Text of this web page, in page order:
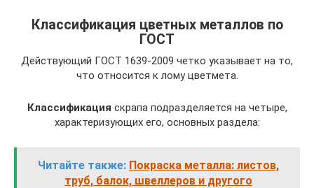
Классификация цветных металлов по
ГОСТ
Действующий ГОСТ 1639-2009 четко указывает на то,
что относится к лому цветмета.
Классификация скрапа подразделяется на четыре,
характеризующих его, основных раздела:
Читайте также: Покраска металла: листов,
труб, балок, швеллеров и другого